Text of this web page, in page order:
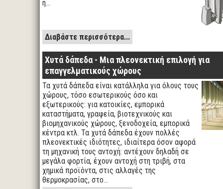
ή…
Διαβάστε περισσότερα...
Χυτά δάπεδα - Μια πλεονεκτική επιλογή για
επαγγελματικούς χώρους
Τα χυτά δάπεδα είναι κατάλληλα για όλους τους
χώρους, τόσο εσωτερικούς όσο και
εξωτερικούς: για κατοικίες, εμπορικά
καταστήματα, γραφεία, βιοτεχνικούς και
βιομηχανικούς χώρους, ξενοδοχεία, εμπορικά
κέντρα κτλ. Τα χυτά δάπεδα έχουν πολλές
πλεονεκτικές ιδιότητες, ιδιαίτερα όσον αφορά
τη μηχανική τους αντοχή: αντέχουν δηλαδή σε
μεγάλα φορτία, έχουν αντοχή στη τριβή, στα
χημικά προϊόντα, στις αλλαγές της
θερμοκρασίας, στο…